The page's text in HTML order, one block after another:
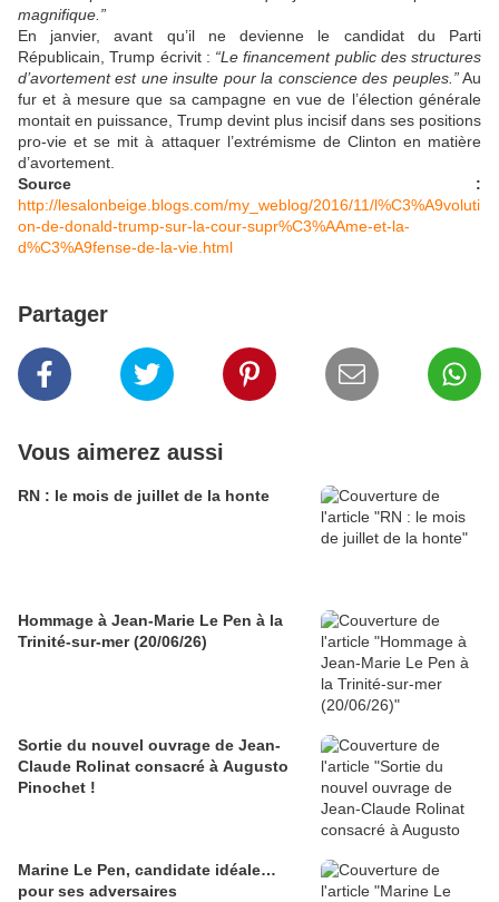
magnifique.”
En janvier, avant qu’il ne devienne le candidat du Parti
Républicain, Trump écrivit : “Le financement public des structures
d’avortement est une insulte pour la conscience des peuples.”Au
fur et à mesure que sa campagne en vue de l’élection générale
montait en puissance, Trump devint plus incisif dans ses positions
pro-vie et se mit à attaquer l’extrémisme de Clinton en matière
d’avortement.
Source :
http://lesalonbeige.blogs.com/my_weblog/2016/11/l%C3%A9voluti
on-de-donald-trump-sur-la-cour-supr%C3%AAme-et-la-
d%C3%A9fense-de-la-vie.html
Partager
Vous aimerez aussi
RN : le mois de juillet de la honte
Hommage à Jean-Marie Le Pen à la
Trinité-sur-mer (20/06/26)
Sortie du nouvel ouvrage de Jean-
Claude Rolinat consacré à Augusto
Pinochet !
Marine Le Pen, candidate idéale…
pour ses adversaires